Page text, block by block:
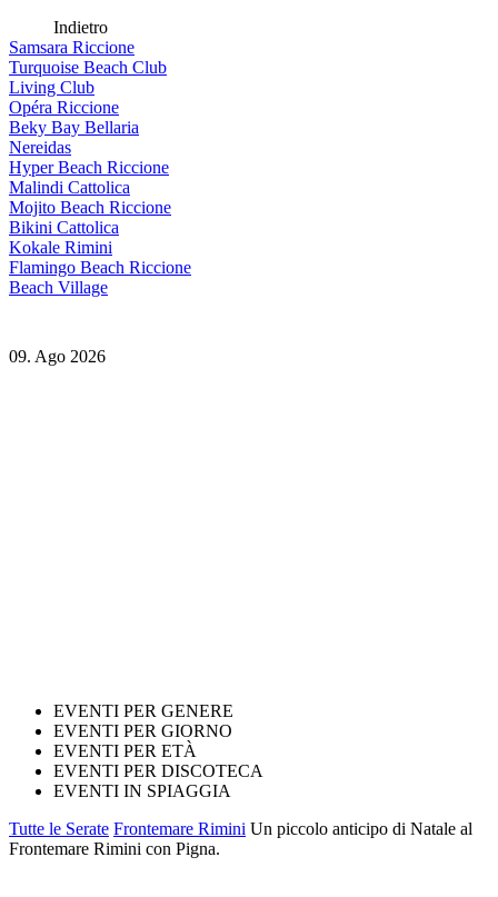
Indietro
Samsara Riccione
Turquoise Beach Club
Living Club
Opéra Riccione
Beky Bay Bellaria
Nereidas
Hyper Beach Riccione
Malindi Cattolica
Mojito Beach Riccione
Bikini Cattolica
Kokale Rimini
Flamingo Beach Riccione
Beach Village
09. Ago 2026
EVENTI PER GENERE
EVENTI PER GIORNO
EVENTI PER ETÀ
EVENTI PER DISCOTECA
EVENTI IN SPIAGGIA
Tutte le Serate Frontemare Rimini Un piccolo anticipo di Natale al
Frontemare Rimini con Pigna.